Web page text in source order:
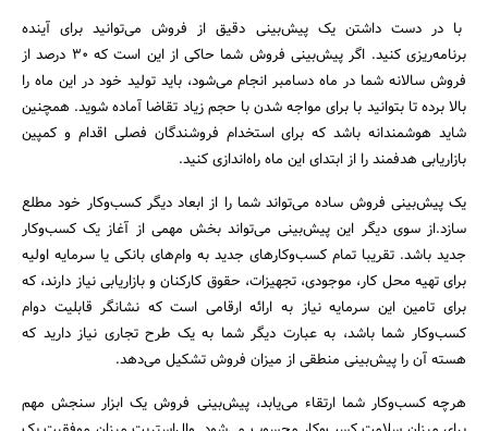
جستجو
با در دست داشتن یک پیش‌بینی دقیق از فروش می‌توانید برای آینده
برنامه‌ریزی کنید. اگر پیش‌بینی فروش شما حاکی از این است که 30 درصد از
فروش سالانه شما در ماه دسامبر انجام می‌شود، باید تولید خود در این ماه را
بالا برده تا بتوانید با برای مواجه شدن با حجم زیاد تقاضا آماده شوید. همچنین
شاید هوشمندانه باشد که برای استخدام فروشندگان فصلی اقدام و کمپین
بازاریابی هدفمند را از ابتدای این ماه راه‌اندازی کنید.
یک پیش‌بینی فروش ساده می‌تواند شما را از ابعاد دیگر کسب‌و‌کار خود مطلع
سازد.از سوی دیگر این پیش‌بینی می‌تواند بخش مهمی از آغاز یک کسب‌وکار
جدید باشد. تقریبا تمام کسب‌و‌کارهای جدید به وام‌های بانکی یا سرمایه اولیه
برای تهیه محل کار، موجودی، تجهیزات، حقوق کارکنان و بازاریابی نیاز دارند، که
برای تامین این سرمایه نیاز به ارائه ارقامی است که نشانگر قابلیت دوام
کسب‌و‌کار شما باشد، به عبارت دیگر شما به یک طرح تجاری نیاز دارید که
هسته آن را پیش‌بینی منطقی از میزان فروش تشکیل می‌دهد.
هرچه کسب‌و‌کار شما ارتقاء می‌یابد، پیش‌بینی فروش یک ابزار سنجش مهم